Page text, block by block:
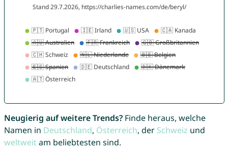
Neugierig auf weitere Trends?Finde heraus, welche
Namen in Deutschland, Österreich, der Schweiz und
weltweitam beliebtesten sind.